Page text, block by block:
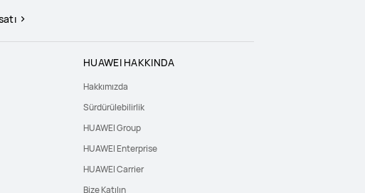
HUAWEI HAKKINDA
Hakkımızda
Sürdürülebilirlik
HUAWEI Group
HUAWEI Enterprise
HUAWEI Carrier
Bize Katılın